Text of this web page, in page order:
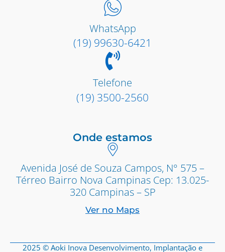
WhatsApp
(19) 99630-6421
Telefone
(19) 3500-2560
Onde estamos
Avenida José de Souza Campos, N° 575 –
Térreo Bairro Nova Campinas Cep: 13.025-
320 Campinas – SP
Ver no Maps
2025 © Aoki Inova Desenvolvimento, Implantação e